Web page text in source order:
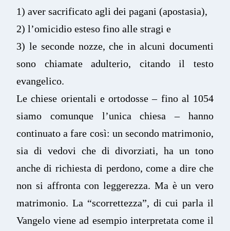
1) aver sacrificato agli dei pagani (apostasia),
2) l’omicidio esteso fino alle stragi e
3) le seconde nozze, che in alcuni documenti
sono chiamate adulterio, citando il testo
evangelico.
Le chiese orientali e ortodosse – fino al 1054
siamo comunque l’unica chiesa – hanno
continuato a fare così: un secondo matrimonio,
sia di vedovi che di divorziati, ha un tono
anche di richiesta di perdono, come a dire che
non si affronta con leggerezza. Ma è un vero
matrimonio. La “scorrettezza”, di cui parla il
Vangelo viene ad esempio interpretata come il